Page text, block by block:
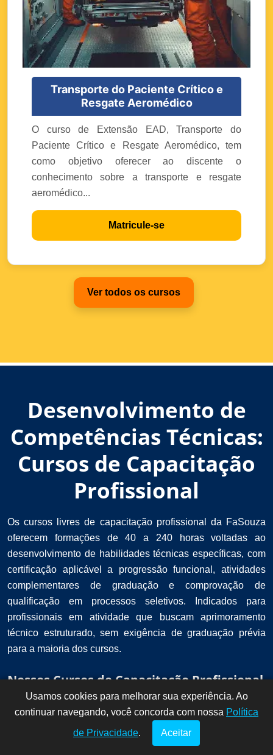
Transporte do Paciente Crítico e
Resgate Aeromédico
O curso de Extensão EAD, Transporte do
Paciente Crítico e Resgate Aeromédico, tem
como objetivo oferecer ao discente o
conhecimento sobre a transporte e resgate
aeromédico...
Matricule-se
Ver todos os cursos
Desenvolvimento de
Competências Técnicas:
Cursos de Capacitação
Profissional
Os cursos livres de capacitação profissional da FaSouza
oferecem formações de 40 a 240 horas voltadas ao
desenvolvimento de habilidades técnicas específicas, com
certificação aplicável a progressão funcional, atividades
complementares de graduação e comprovação de
qualificação em processos seletivos. Indicados para
profissionais em atividade que buscam aprimoramento
técnico estruturado, sem exigência de graduação prévia
para a maioria dos cursos.
Nossos Cursos de Capacitação Profissional
!
Dúvidas? Fale
conosco por
aqui!
Usamos cookies para melhorar sua experiência. Ao
continuar navegando, você concorda com nossa Política
de Privacidade. Aceitar